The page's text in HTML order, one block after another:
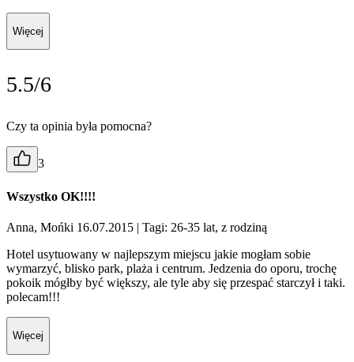
Więcej
5.5/6
Czy ta opinia była pomocna?
3
Wszystko OK!!!!
Anna, Mońki 16.07.2015 | Tagi: 26-35 lat, z rodziną
Hotel usytuowany w najlepszym miejscu jakie mogłam sobie
wymarzyć, blisko park, plaża i centrum. Jedzenia do oporu, trochę
pokoik mógłby być większy, ale tyle aby się przespać starczył i taki.
polecam!!!
Więcej